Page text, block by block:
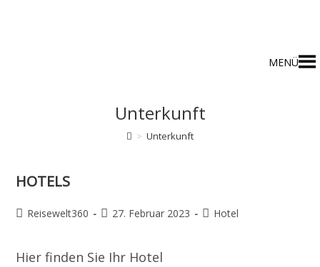
MENÜ
Unterkunft
> Unterkunft
HOTELS
Beitrags-
Reisewelt360
Beitrag
27. Februar 2023
Beitrags-
Hotel
Hier finden Sie Ihr Hotel